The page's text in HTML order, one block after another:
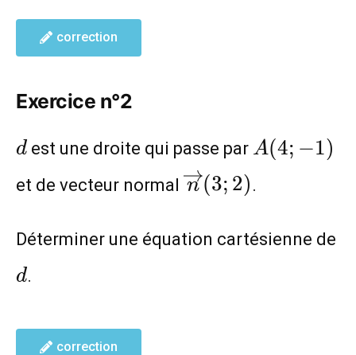
correction
Exercice n°2
d
d est une droite qui passe par A(4;-1)
A(4; −1)
et de vecteur normal
(3;2)
n (3; 2) .
Déterminer une équation cartésienne de
d.
correction